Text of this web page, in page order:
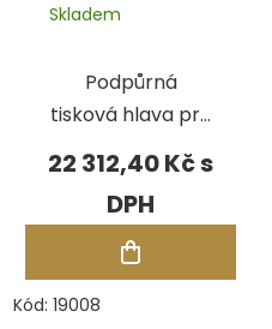
Podpůrná
tisková hlava pro
Solidscape 3Z
Skladem
22 312,40 Kč
Kód: 19008